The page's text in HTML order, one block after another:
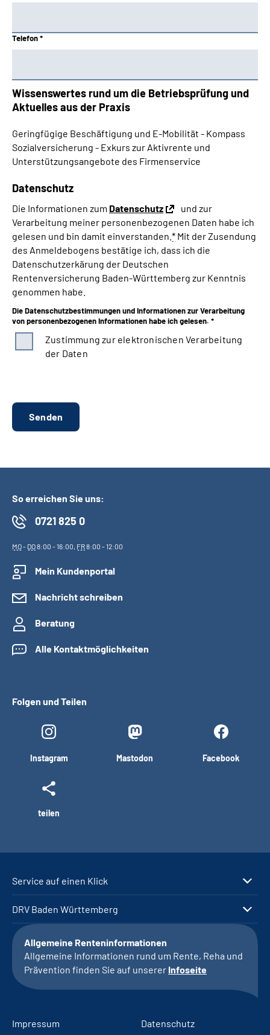
Telefon *
Wissenswertes rund um die Betriebsprüfung und
Aktuelles aus der Praxis
Geringfügige Beschäftigung und E-Mobilität - Kompass
Sozialversicherung - Exkurs zur Aktivrente und
Unterstützungsangebote des Firmenservice
Datenschutz
Die Informationen zum Datenschutz
und zur
Verarbeitung meiner personenbezogenen Daten habe ich
gelesen und bin damit einverstanden. * Mit der Zusendung
des Anmeldebogens bestätige ich, dass ich die
Datenschutzerkärung der Deutschen
Rentenversicherung Baden-Württemberg zur Kenntnis
genommen habe.
Die Datenschutzbestimmungen und Informationen zur Verarbeitung
von personenbezogenen Informationen habe ich gelesen. *
Zustimmung zur elektronischen Verarbeitung
der Daten
So erreichen Sie uns:
0721 825 0
MO- DO8:00 - 16:00, FR8:00 - 12:00
Mein Kundenportal
Nachricht schreiben
Beratung
Alle Kontaktmöglichkeiten
Folgen und Teilen
Instagram Mastodon Facebook
teilen
Service auf einen Klick
DRV Baden Württemberg
Allgemeine Renteninformationen
Allgemeine Informationen rund um Rente, Reha und
Prävention finden Sie auf unserer Infoseite
Impressum Datenschutz